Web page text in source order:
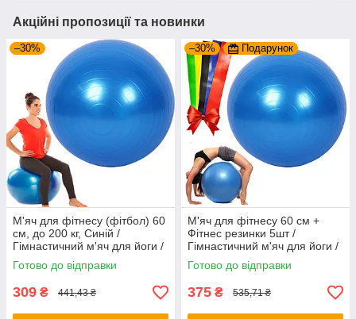
Акційні пропозиції та новинки
–30%
М'яч для фітнесу (фітбол) 60
см, до 200 кг, Синій /
Гімнастичний м'яч для йоги /
Фітнес-м'яч для пілатесу
Готово до відправки
309 ₴ 441,43 ₴
–30% Подарунок
М'яч для фітнесу 60 см +
Фітнес резинки 5шт /
Гімнастичний м'яч для йоги /
Фітнес-м'яч для пілатесу
Готово до відправки
375 ₴ 535,71 ₴